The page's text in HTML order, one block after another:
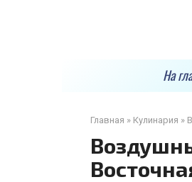
На
Главная » Кулинария »